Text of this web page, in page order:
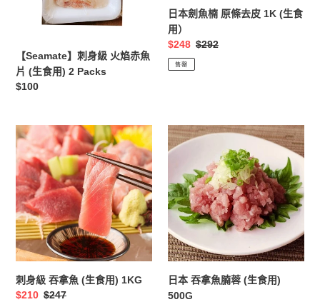
Packs
【Seamate】刺身級 火焰赤魚
片 (生食用) 2 Packs
定
$100
1K
(生
食
日本劍魚楠 原條去皮 1K (生食
用）
售
價
$248 定
$292
售罄
刺
身
級
吞
拿
魚
(生
食
用)
1KG
刺身級 吞拿魚 (生食用) 1KG
售
$210 定
$247
日
本
魚
腩
蓉
(生
食
用)
500G
日本 吞拿魚腩蓉 (生食用)
500G